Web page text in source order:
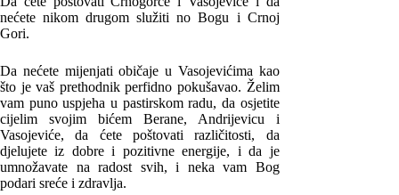
nećete nikom drugom služiti no Bogu i Crnoj
Gori.
Da nećete mijenjati običaje u Vasojevićima kao
što je vaš prethodnik perfidno pokušavao. Želim
vam puno uspjeha u pastirskom radu, da osjetite
cijelim svojim bićem Berane, Andrijevicu i
Vasojeviće, da ćete poštovati različitosti, da
djelujete iz dobre i pozitivne energije, i da je
umnožavate na radost svih, i neka vam Bog
podari sreće i zdravlja.